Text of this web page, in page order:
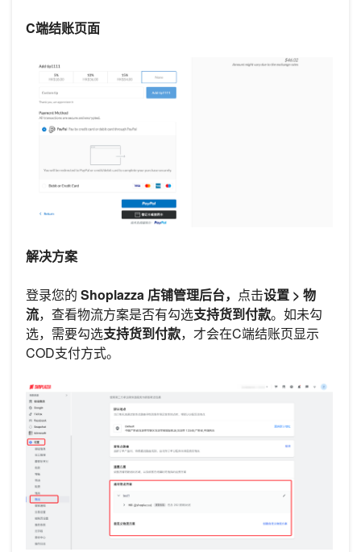
C端结账页面
解决方案
登录您的 Shoplazza 店铺管理后台， 点击设置 > 物
流，查看物流方案是否有勾选支持货到付款。如未勾
选，需要勾选支持货到付款，才会在C端结账页显示
COD支付方式。